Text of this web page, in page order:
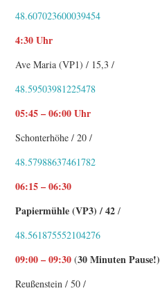
48.607023600039454
4:30 Uhr
Ave Maria (VP1) / 15,3 /
48.59503981225478
05:45 – 06:00 Uhr
Schonterhöhe / 20 /
48.57988637461782
06:15 – 06:30
Papiermühle (VP3) / 42 /
48.561875552104276
09:00 – 09:30 (30 Minuten Pause!)
Reußenstein / 50 /